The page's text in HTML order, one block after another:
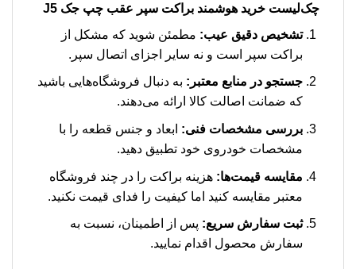
چک‌لیست خرید هوشمند براکت سپر عقب چپ جک J5
تشخیص دقیق عیب: مطمئن شوید که مشکل از
براکت سپر است و نه سایر اجزای اتصال سپر.
جستجو در منابع معتبر: به دنبال فروشگاه‌هایی باشید
که ضمانت اصالت کالا ارائه می‌دهند.
بررسی مشخصات فنی: ابعاد و جنس قطعه را با
مشخصات خودروی خود تطبیق دهید.
مقایسه قیمت‌ها: هزینه براکت را در چند فروشگاه
معتبر مقایسه کنید اما کیفیت را فدای قیمت نکنید.
ثبت سفارش سریع: پس از اطمینان، نسبت به
سفارش محصول اقدام نمایید.